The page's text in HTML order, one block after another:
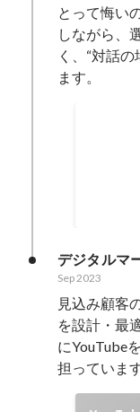
とって悔い
しながら、
く、“対話
ます。
デジタルマ
Sep 2023
見込み顧客
を設計・最
にYouTube
担っています